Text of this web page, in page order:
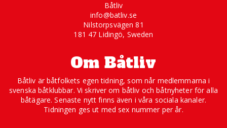
Båtliv
info@batliv.se
Nilstorpsvägen 81
181 47 Lidingö, Sweden
Om Båtliv
Båtliv är båtfolkets egen tidning, som når medlemmarna i
svenska båtklubbar. Vi skriver om båtliv och båtnyheter för alla
båtägare. Senaste nytt finns även i våra sociala kanaler.
Tidningen ges ut med sex nummer per år.